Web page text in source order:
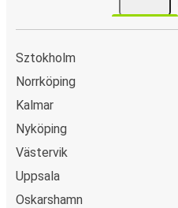
Sztokholm
Norrköping
Kalmar
Nyköping
Västervik
Uppsala
Oskarshamn